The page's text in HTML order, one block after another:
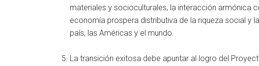
materiales y socioculturales, la interacción armónica
economía prospera distributiva de la riqueza social y
país, las Américas y el mundo.
La transición exitosa debe apuntar al logro del